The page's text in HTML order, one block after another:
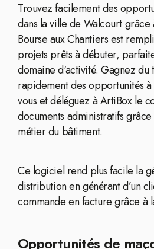
Trouvez facilement des
dans la ville de Walcourt
Bourse aux Chantiers est
projets prêts à débuter,
domaine d'activité. Gagnez du
rapidement des opportunités
vous et déléguez à ArtiBox le
documents administratifs
métier du bâtiment.
Ce logiciel rend plus facile la
distribution en générant d’un
commande en facture grâce à
Opportunités de